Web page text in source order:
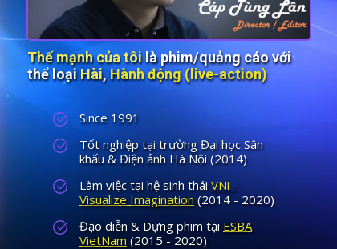
Since 1991
Tốt nghiệp tại trường Đại học Sân
khấu & Điện ảnh Hà Nội (2014)
Làm việc tại hệ sinh tháiVNi -
Visualize Imagination(2014 - 2020)
Đạo diễn & Dựng phim tại ESBA
VietNam (2015 - 2020)
Thế mạnh của tôi là phim/quảng cáo với
thể loại Hài, Hành động (live-action)